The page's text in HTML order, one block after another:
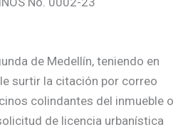
de Medellín, teniendo en
surtir la citación por correo
colindantes del inmueble o
de licencia urbanística